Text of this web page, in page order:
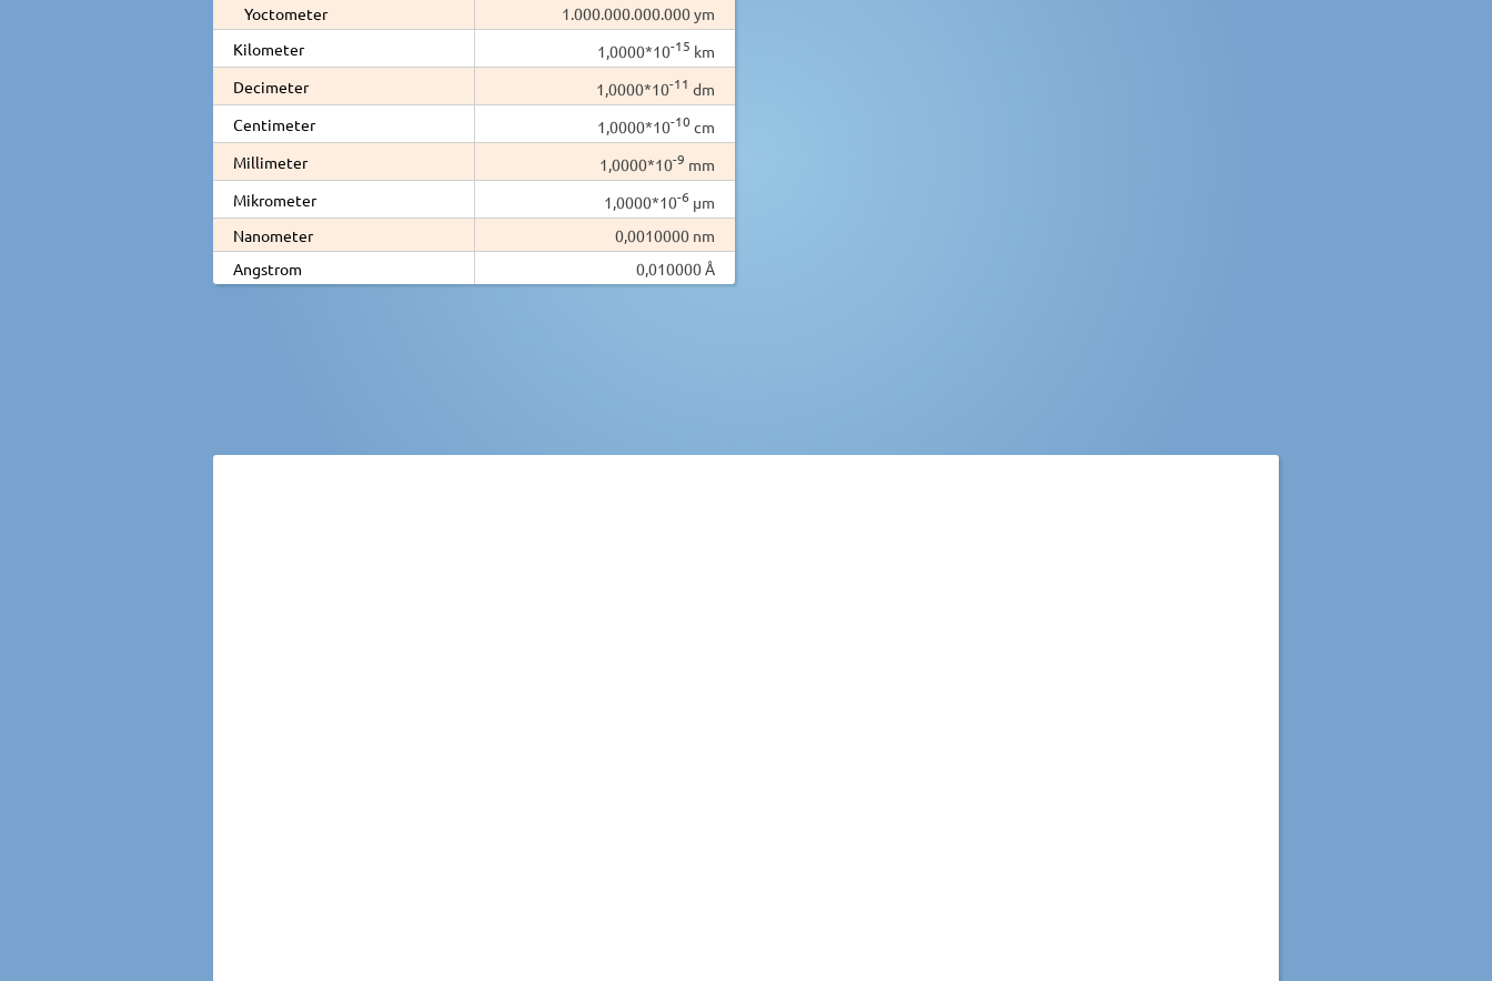
Yoctometer
1.000.000.000.000 ym
Kilometer
1,0000*10-15 km
Decimeter
1,0000*10-11 dm
Centimeter
1,0000*10-10 cm
Millimeter
1,0000*10-9 mm
Mikrometer
1,0000*10-6 µm
Nanometer
0,0010000 nm
Angstrom
0,010000 Å